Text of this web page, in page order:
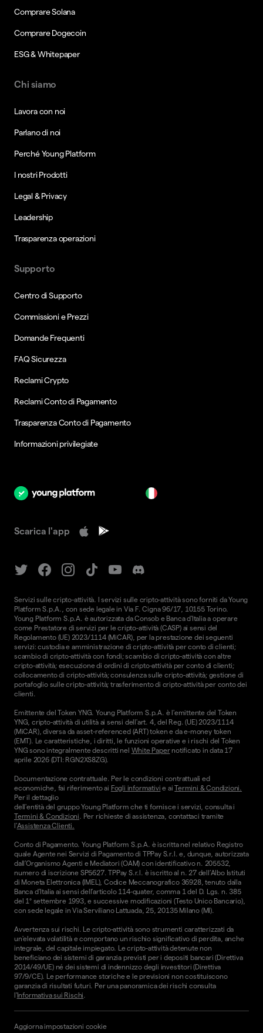
Comprare Solana
Comprare Dogecoin
ESG & Whitepaper
Chi siamo
Lavora con noi
Parlano di noi
Perché Young Platform
I nostri Prodotti
Legal & Privacy
Leadership
Trasparenza operazioni
Supporto
Centro di Supporto
Commissioni e Prezzi
Domande Frequenti
FAQ Sicurezza
Reclami Crypto
Reclami Conto di Pagamento
Trasparenza Conto di Pagamento
Informazioni privilegiate
Scarica l'app
Servizi sulle cripto-attività. I servizi sulle cripto-attività sono forniti da Young
Platform S.p.A., con sede legale in Via F. Cigna 96/17, 10155 Torino.
Young Platform S.p.A. è autorizzata da Consob e Banca d'Italia a operare
come Prestatore di servizi per le cripto-attività (CASP) ai sensi del
Regolamento (UE) 2023/1114 (MiCAR), per la prestazione dei seguenti
servizi: custodia e amministrazione di cripto-attività per conto di clienti;
scambio di cripto-attività con fondi; scambio di cripto-attività con altre
cripto-attività; esecuzione di ordini di cripto-attività per conto di clienti;
collocamento di cripto-attività; consulenza sulle cripto-attività; gestione di
portafoglio sulle cripto-attività; trasferimento di cripto-attività per conto dei
clienti.
Emittente del Token YNG. Young Platform S.p.A. è l'emittente del Token
YNG, cripto-attività di utilità ai sensi dell'art. 4, del Reg. (UE) 2023/1114
(MiCAR), diversa da asset-referenced (ART) token e da e-money token
(EMT). Le caratteristiche, i diritti, le funzioni operative e i rischi del Token
YNG sono integralmente descritti nel White Papernotificato in data 17
aprile 2026 (DTI: RGN2XS8ZG).
Documentazione contrattuale. Per le condizioni contrattuali ed
economiche, fai riferimento ai Fogli informativi e aiTermini & Condizioni.
Per il dettaglio
dell'entità del gruppo Young Platform che ti fornisce i servizi, consulta i
Termini & Condizioni. Per richieste di assistenza, contattaci tramite
l'Assistenza Clienti.
Conto di Pagamento. Young Platform S.p.A. è iscritta nel relativo Registro
quale Agente nei Servizi di Pagamento di TPPay S.r.l. e, dunque, autorizzata
dall’Organismo Agenti e Mediatori (OAM) con identificativo n. 205532,
numero di iscrizione SP5627. TPPay S.r.l. è iscritto al n. 27 dell’Albo Istituti
di Moneta Elettronica (IMEL), Codice Meccanografico 36928, tenuto dalla
Banca d’Italia ai sensi dell’articolo 114-quater, comma 1 del D. Lgs. n. 385
del 1° settembre 1993, e successive modificazioni (Testo Unico Bancario),
con sede legale in Via Serviliano Lattuada, 25, 20135 Milano (MI).
Avvertenza sui rischi. Le cripto-attività sono strumenti caratterizzati da
un'elevata volatilità e comportano un rischio significativo di perdita, anche
integrale, del capitale impiegato. Le cripto-attività detenute non
beneficiano dei sistemi di garanzia previsti per i depositi bancari (Direttiva
2014/49/UE) né dei sistemi di indennizzo degli investitori (Direttiva
97/9/CE). Le performance storiche e le previsioni non costituiscono
garanzia di risultati futuri. Per una panoramica dei rischi consulta
l'Informativa sui Rischi.
Aggiorna impostazioni cookie